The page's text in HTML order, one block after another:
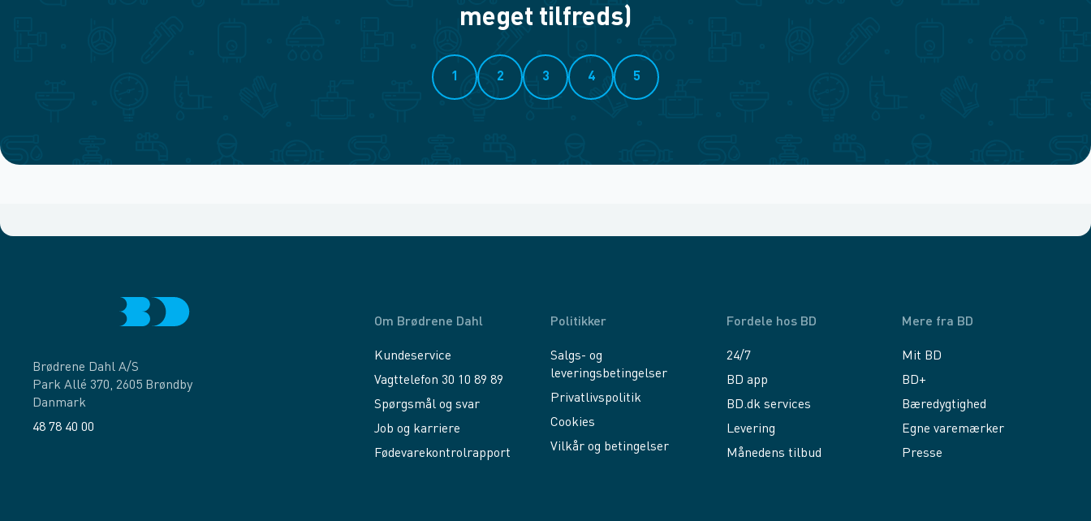
meget tilfreds)
1 2 3 4 5
Brødrene Dahl A/S
Park Allé 370, 2605 Brøndby
Danmark
48 78 40 00
Om Brødrene Dahl
Kundeservice
Vagttelefon 30 10 89 89
Spørgsmål og svar
Job og karriere
Fødevarekontrolrapport
Politikker
Salgs- og
leveringsbetingelser
Privatlivspolitik
Cookies
Vilkår og betingelser
Fordele hos BD
24/7
BD app
BD.dk services
Levering
Månedens tilbud
Mere fra BD
Mit BD
BD+
Bæredygtighed
Egne varemærker
Presse